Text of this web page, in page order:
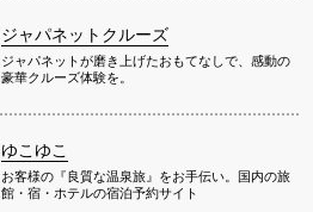
ジャパネットクルーズ
ジャパネットが磨き上げたおもてなしで、感動の
豪華クルーズ体験を。
ゆこゆこ
お客様の『良質な温泉旅』をお手伝い。国内の旅
館・宿・ホテルの宿泊予約サイト